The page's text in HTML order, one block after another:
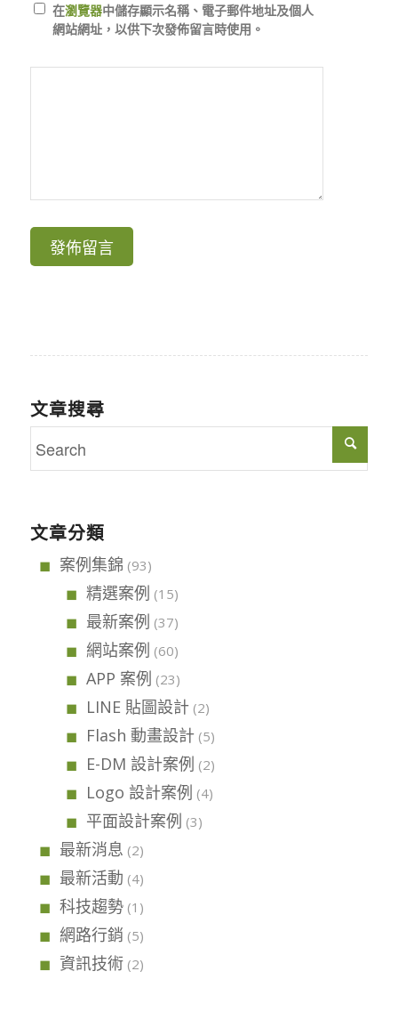
在瀏覽器中儲存顯示名稱、電子郵件地址及個人
網站網址，以供下次發佈留言時使用。
文章搜尋
文章分類
案例集錦 (93)
精選案例 (15)
最新案例 (37)
網站案例 (60)
APP 案例 (23)
LINE 貼圖設計(2)
Flash 動畫設計(5)
E-DM 設計案例 (2)
Logo 設計案例 (4)
平面設計案例 (3)
最新消息 (2)
最新活動 (4)
科技趨勢(1)
網路行銷 (5)
資訊技術(2)